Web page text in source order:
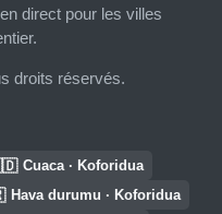
direct pour les villes
droits réservés.
Cuaca · Koforidua
Hava durumu · Koforidua